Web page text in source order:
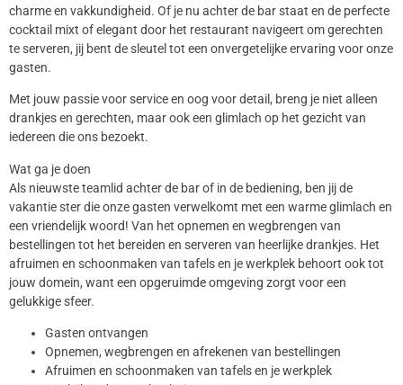
charme en vakkundigheid. Of je nu achter de bar staat en de perfecte
cocktail mixt of elegant door het restaurant navigeert om gerechten
te serveren, jij bent de sleutel tot een onvergetelijke ervaring voor onze
gasten.
Met jouw passie voor service en oog voor detail, breng je niet alleen
drankjes en gerechten, maar ook een glimlach op het gezicht van
iedereen die ons bezoekt.
Wat ga je doen
Als nieuwste teamlid achter de bar of in de bediening, ben jij de
vakantie ster die onze gasten verwelkomt met een warme glimlach en
een vriendelijk woord! Van het opnemen en wegbrengen van
bestellingen tot het bereiden en serveren van heerlijke drankjes. Het
afruimen en schoonmaken van tafels en je werkplek behoort ook tot
jouw domein, want een opgeruimde omgeving zorgt voor een
gelukkige sfeer.
Gasten ontvangen
Opnemen, wegbrengen en afrekenen van bestellingen
Afruimen en schoonmaken van tafels en je werkplek